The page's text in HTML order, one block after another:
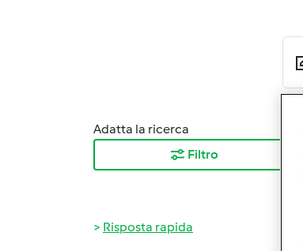
Adatta la ricerca
Filtro
Risposta rapida